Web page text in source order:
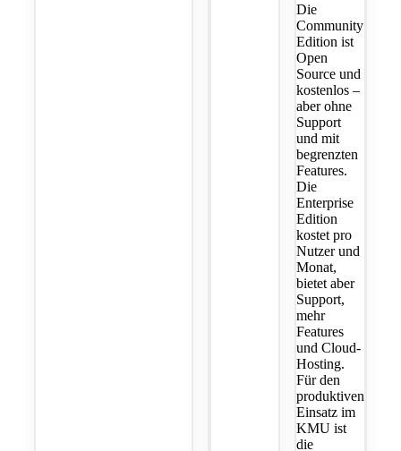
Die
Community
Edition ist
Open
Source und
kostenlos –
aber ohne
Support
und mit
begrenzten
Features.
Die
Enterprise
Edition
kostet pro
Nutzer und
Monat,
bietet aber
Support,
mehr
Features
und Cloud-
Hosting.
Für den
produktiven
Einsatz im
KMU ist
die